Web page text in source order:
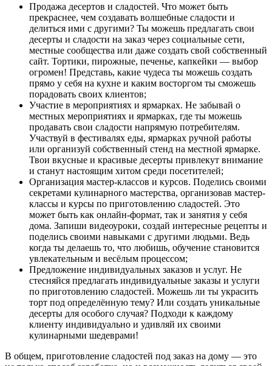
Продажа десертов и сладостей. Что может быть
прекраснее, чем создавать волшебные сладости и
делиться ими с другими? Ты можешь предлагать свои
десерты и сладости на заказ через социальные сети,
местные сообщества или даже создать свой собственный
сайт. Тортики, пирожные, печенье, капкейки — выбор
огромен! Представь, какие чудеса ты можешь создать
прямо у себя на кухне и каким восторгом ты сможешь
порадовать своих клиентов;
Участие в мероприятиях и ярмарках. Не забывай о
местных мероприятиях и ярмарках, где ты можешь
продавать свои сладости напрямую потребителям.
Участвуй в фестивалях еды, ярмарках ручной работы
или организуй собственный стенд на местной ярмарке.
Твои вкусные и красивые десерты привлекут внимание
и станут настоящим хитом среди посетителей;
Организация мастер-классов и курсов. Поделись своими
секретами кулинарного мастерства, организовав мастер-
классы и курсы по приготовлению сладостей. Это
может быть как онлайн-формат, так и занятия у себя
дома. Запиши видеоуроки, создай интересные рецепты и
поделись своими навыками с другими людьми. Ведь
когда ты делаешь то, что любишь, обучение становится
увлекательным и весёлым процессом;
Предложение индивидуальных заказов и услуг. Не
стесняйся предлагать индивидуальные заказы и услуги
по приготовлению сладостей. Можешь ли ты украсить
торт под определённую тему? Или создать уникальные
десерты для особого случая? Подходи к каждому
клиенту индивидуально и удивляй их своими
кулинарными шедеврами!
В общем, приготовление сладостей под заказ на дому — это